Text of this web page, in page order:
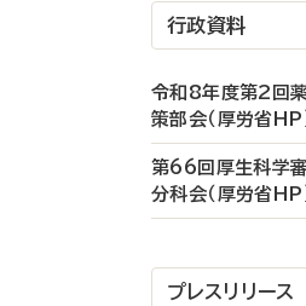
行政資料
令和8年度第2回
策部会（厚労省HP
第66回厚生科学審
分科会（厚労省HP
プレスリリース